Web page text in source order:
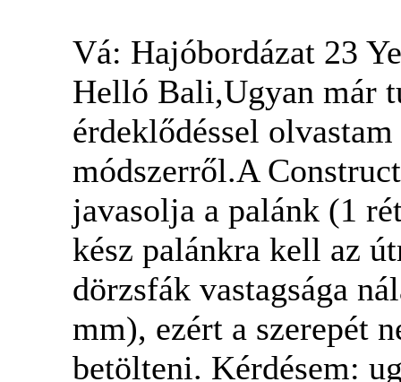
Vá: Hajóbordázat 23
Helló Bali,Ugyan már
érdeklődéssel
módszerről.A
javasolja a palánk (1
kész palánkra kell az
dörzsfák vastagsága
mm), ezért a szerepét
betölteni. Kérdésem: